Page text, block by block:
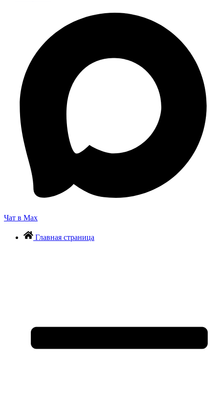
Чат в Max
Главная страница